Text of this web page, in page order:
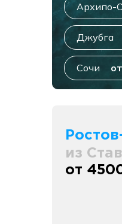
Архипо-
Джубга
Сочи
из
от